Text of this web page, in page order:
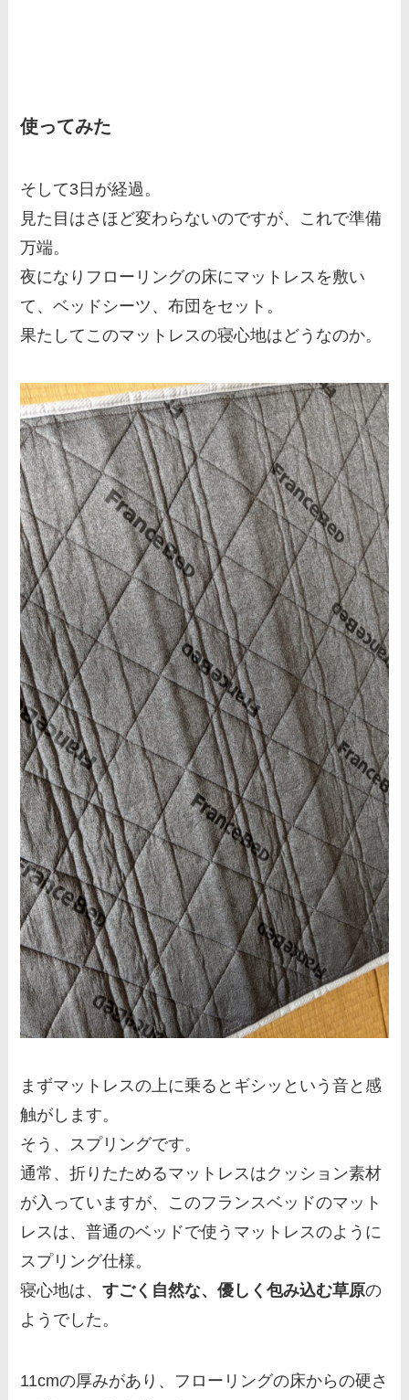
使ってみた
そして3日が経過。
見た目はさほど変わらないのですが、これで準備
万端。
夜になりフローリングの床にマットレスを敷い
て、ベッドシーツ、布団をセット。
果たしてこのマットレスの寝心地はどうなのか。
まずマットレスの上に乗るとギシッという音と感
触がします。
そう、スプリングです。
通常、折りたためるマットレスはクッション素材
が入っていますが、このフランスベッドのマット
レスは、普通のベッドで使うマットレスのように
スプリング仕様。
寝心地は、すごく自然な、優しく包み込む草原の
ようでした。
11cmの厚みがあり、フローリングの床からの硬さ